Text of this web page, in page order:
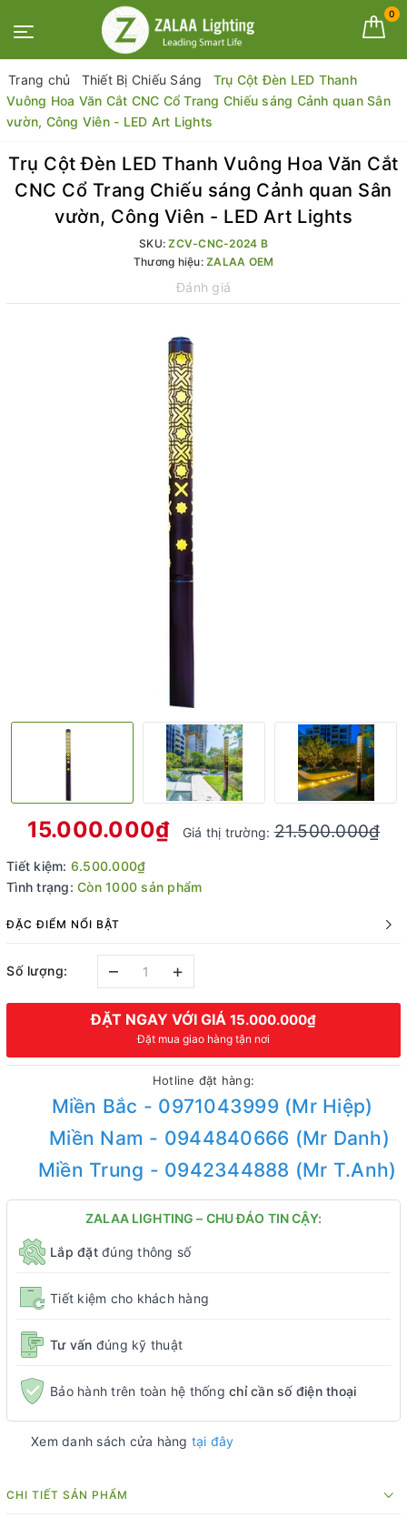
0
Trang chủ Thiết Bị Chiếu Sáng
Trụ Cột Đèn LED Thanh
Vuông Hoa Văn Cắt CNC Cổ Trang Chiếu sáng Cảnh quan Sân
vườn, Công Viên - LED Art Lights
Trụ Cột Đèn LED Thanh Vuông Hoa Văn Cắt
CNC Cổ Trang Chiếu sáng Cảnh quan Sân
vườn, Công Viên - LED Art Lights
SKU:ZCV-CNC-2024 B
Thương hiệu: ZALAA OEM
Đánh giá
15.000.000₫ Giá thị trường:21.500.000₫
Tiết kiệm: 6.500.000₫
Tình trạng: Còn 1000 sản phẩm
ĐẶC ĐIỂM NỔI BẬT
Số lượng: – +
ĐẶT NGAY VỚI GIÁ 15.000.000₫
Đặt mua giao hàng tận nơi
Hotline đặt hàng:
Miền Bắc - 0971043999 (Mr Hiệp)
Miền Nam - 0944840666 (Mr Danh)
Miền Trung - 0942344888 (Mr T.Anh)
ZALAA LIGHTING – CHU ĐÁO TIN CẬY:
Lắp đặtđúng thông số
Tiết kiệm cho khách hàng
Tư vấn đúng kỹ thuật
Bảo hành trên toàn hệ thống chỉ cần số điện thoại
Xem danh sách cửa hàng tại đây
CHI TIẾT SẢN PHẨM